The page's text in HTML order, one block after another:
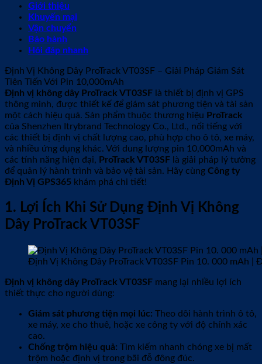
Giới thiệu
Khuyến mại
Vận chuyển
Bảo hành
Hỏi đáp nhanh
Định Vị Không Dây ProTrack VT03SF – Giải Pháp Giám Sát
Tiên Tiến Với Pin 10,000mAh
Định vị không dây ProTrack VT03SF là thiết bị định vị GPS
thông minh, được thiết kế để giám sát phương tiện và tài sản
một cách hiệu quả. Sản phẩm thuộc thương hiệu ProTrack
của Shenzhen Itrybrand Technology Co., Ltd., nổi tiếng với
các thiết bị định vị chất lượng cao, phù hợp cho ô tô, xe máy,
và nhiều ứng dụng khác. Với dung lượng pin 10,000mAh và
các tính năng hiện đại, ProTrack VT03SF là giải pháp lý tưởng
để quản lý hành trình và bảo vệ tài sản. Hãy cùng Công ty
Định Vị GPS365 khám phá chi tiết!
1. Lợi Ích Khi Sử Dụng Định Vị Không
Dây ProTrack VT03SF
Định Vị Không Dây ProTrack VT03SF Pin 10. 000 mAh |
Định vị không dây ProTrack VT03SF mang lại nhiều lợi ích
thiết thực cho người dùng:
Giám sát phương tiện mọi lúc: Theo dõi hành trình ô tô,
xe máy, xe cho thuê, hoặc xe công ty với độ chính xác
cao.
Chống trộm hiệu quả: Tìm kiếm nhanh chóng xe bị mất
trộm hoặc định vị trong bãi đỗ đông đúc.